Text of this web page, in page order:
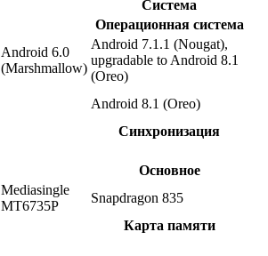
Система
Операционная система
Android 6.0
(Marshmallow)
Android 7.1.1 (Nougat),
upgradable to Android 8.1
(Oreo)
Android 8.1 (Oreo)
Синхронизация
Основное
Mediasingle
MT6735P
Snapdragon 835
Карта памяти